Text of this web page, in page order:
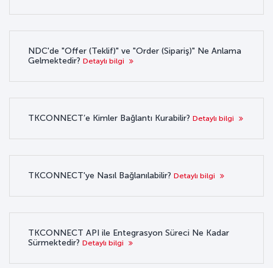
NDC'de "Offer (Teklif)" ve "Order (Sipariş)" Ne Anlama
Gelmektedir? Detaylı bilgi
TKCONNECT’e Kimler Bağlantı Kurabilir? Detaylı bilgi
TKCONNECT'ye Nasıl Bağlanılabilir? Detaylı bilgi
TKCONNECT API ile Entegrasyon Süreci Ne Kadar
Sürmektedir? Detaylı bilgi